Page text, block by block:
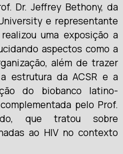
Dr. Jeffrey Bethony, da
e representante
uma exposição a
aspectos como a
além de trazer
estrutura da ACSR e a
do biobanco latino-
pelo Prof.
que tratou sobre
ao HIV no contexto